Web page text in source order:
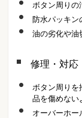
ボタン周りの
防水パッキン
油の劣化や油
修理・対応
ボタン周りを
品を傷めない
オーバーホー